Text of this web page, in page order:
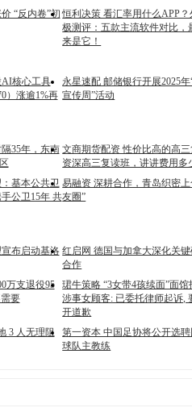
“反内卷”初 恒利决策 看汇率用什么APP
极测评：五款主流软件对比，
来是它！
核心工具
）涨逾1%再
永星速配 邮储银行开展2025
宣传周”活动
35年，东南 文商期货配资 性价比高的高
资深高三复读班，讲讲费用多
基本公共卫
公卫15年 共
易融资 深耕合作，青岛织密
友圈”
布启动基洛 红启网 德国与加拿大深化关
合作
万支退役95
要
珺牛策略 “3女带4孩续面”面
涉事女顾客: 已委托律师起诉,
开道歉
3 人无理阻
第一资本 中国足协将公开选
球队主教练